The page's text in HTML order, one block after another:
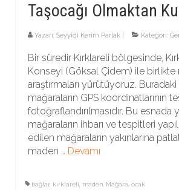
Taşocağı Olmaktan
Yazarı: Seyyidi Kerim Parlak Kategori:
Bir süredir Kırklareli bölgesinde,
Konseyi (Göksal Çidem) ile birlikte
araştırmaları yürütüyoruz.
mağaraların GPS koordinatlarının
fotoğraflandırılmasıdır. Bu esnada
mağaraların ihbarı ve tespitleri
edilen mağaraların yakınlarına
maden … Devamı
bağlar, kırklareli maden Mağara ocak